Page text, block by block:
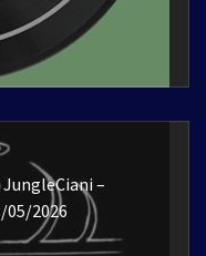
–
05/2026